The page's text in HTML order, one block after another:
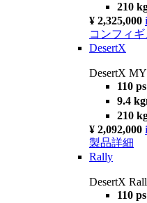
210
¥ 2,325,000 i
コンフィ
DesertX
DesertX
110 ps
9.4
210
¥ 2,092,000 i
製品詳細
Rally
DesertX
110 ps